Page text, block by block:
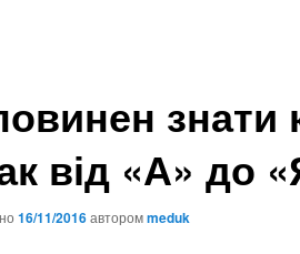
знати
від «А» до
16/11/2016авторомmeduk